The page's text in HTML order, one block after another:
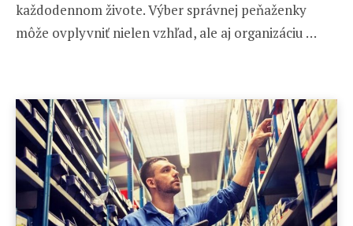
každodennom živote. Výber správnej peňaženky
môže ovplyvniť nielen vzhľad, ale aj organizáciu …